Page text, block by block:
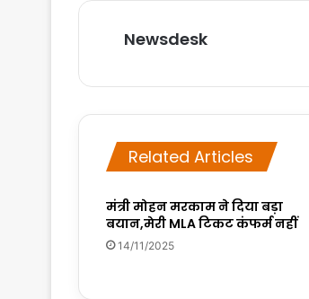
Newsdesk
Related Articles
मंत्री मोहन मरकाम ने दिया बड़ा
बयान,मेरी MLA टिकट कंफर्म नहीं
14/11/2025